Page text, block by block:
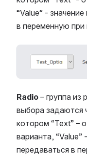
“Value” -
в переменную при
Radio – группа из
выбора задаются
котором “Text” –
варианта, “Value”
передаваться в